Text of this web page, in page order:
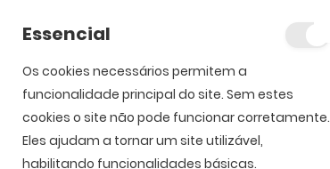
Início ULTRA For Astigmatism (6)
Saltar para o final da
Galeria de imagens
Saltar para o início da
Galeria de imagens
Essencial
Os cookies necessários permitem a
funcionalidade principal do site. Sem estes
cookies o site não pode funcionar corretamente.
Eles ajudam a tornar um site utilizável,
habilitando funcionalidades básicas.